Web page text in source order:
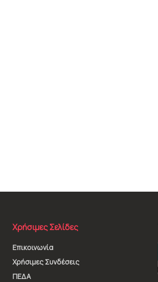
Χρήσιμες Σελίδες
Επικοινωνία
Χρήσιμες Συνδέσεις
ΠΕΔΑ